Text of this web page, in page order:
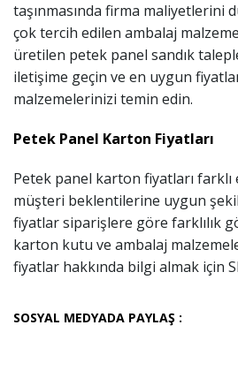
taşınmasında firma maliyetlerini
çok tercih edilen ambalaj
üretilen petek panel sandık
iletişime geçin ve en uygun
malzemelerinizi temin edin.
Petek Panel Karton Fiyatları
Petek panel karton fiyatları
müşteri beklentilerine uygun
fiyatlar siparişlere göre farklılık
karton kutu ve ambalaj
fiyatlar hakkında bilgi almak için
SOSYAL MEDYADA PAYLAŞ :